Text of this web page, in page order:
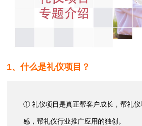
1、什么是礼仪项目？
① 礼仪项目是真正帮客户成长，帮礼仪
感，帮礼仪行业推广应用的独创。